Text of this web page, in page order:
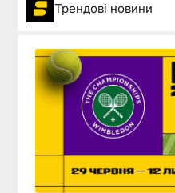
Трендові новини